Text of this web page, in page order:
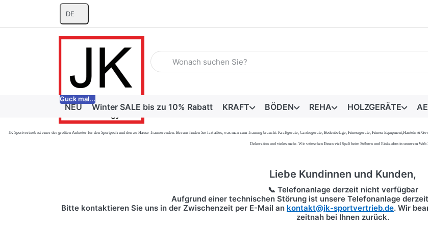
DE
Geben Sie einen Suchbegriff ein. Während Sie tippen, erscheinen
NEU
Guck mal...
Winter SALE bis zu 10% Rabatt KRAFT BÖDEN REHA HOLZGERÄTE
JK Sportvertrieb ist einer der größten Anbieter für den Sportprofi und den zu Hause Trainierenden. Bei uns finden Sie fast alles, was man zum Training braucht: Kraftgeräte, Cardiogeräte, Bodenbeläge, Fitnessgeräte, Fitness Equipment,Hanteln &
Dekoration und vieles mehr. Wir wünschen Ihnen viel Spaß beim Stöbern und Einkaufen in unserem Web
Liebe Kundinnen und Kunden,
📞 Telefonanlage derzeit nicht verfügbar
Aufgrund einer technischen Störung ist unsere Telefonanlage
Bitte kontaktieren Sie uns in der Zwischenzeit per E-Mail an kontakt@jk-sportvertrieb.de. Wir
zeitnah bei Ihnen zurück.